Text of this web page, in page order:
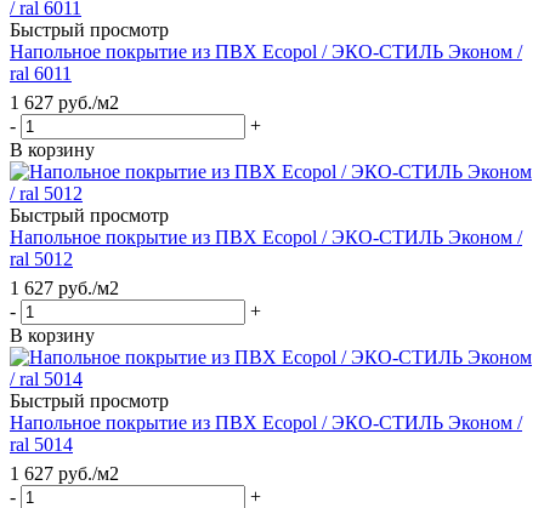
Быстрый просмотр
Напольное покрытие из ПВХ Ecopol / ЭКО-СТИЛЬ Эконом /
ral 6011
1 627 руб./м2
-
+
В корзину
Быстрый просмотр
Напольное покрытие из ПВХ Ecopol / ЭКО-СТИЛЬ Эконом /
ral 5012
1 627 руб./м2
-
+
В корзину
Быстрый просмотр
Напольное покрытие из ПВХ Ecopol / ЭКО-СТИЛЬ Эконом /
ral 5014
1 627 руб./м2
-
+